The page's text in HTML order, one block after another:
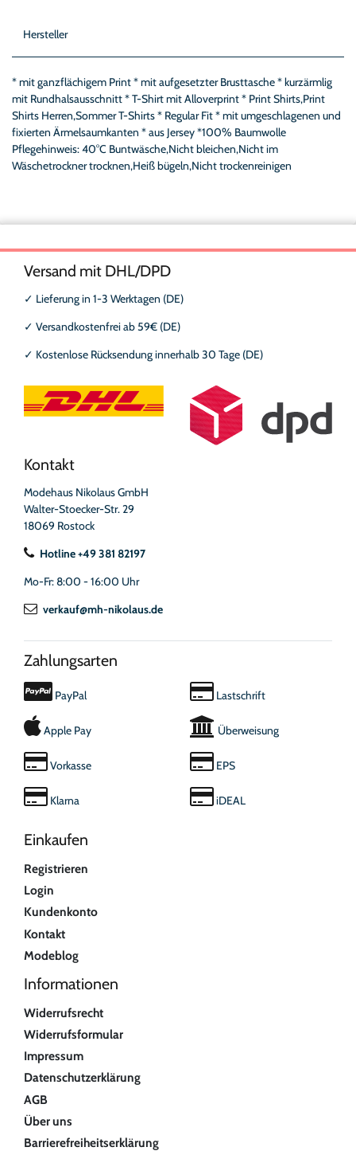
Hersteller
* mit ganzflächigem Print * mit aufgesetzter Brusttasche * kurzärmlig
mit Rundhalsausschnitt * T-Shirt mit Alloverprint * Print Shirts,Print
Shirts Herren,Sommer T-Shirts * Regular Fit * mit umgeschlagenen und
fixierten Ärmelsaumkanten * aus Jersey *100% Baumwolle
Pflegehinweis: 40°C Buntwäsche,Nicht bleichen,Nicht im
Wäschetrockner trocknen,Heiß bügeln,Nicht trockenreinigen
Versand mit DHL/DPD
✓ Lieferung in 1-3 Werktagen (DE)
✓ Versandkostenfrei ab 59€ (DE)
✓ Kostenlose Rücksendung innerhalb 30 Tage (DE)
Kontakt
Modehaus Nikolaus GmbH
Walter-Stoecker-Str. 29
18069 Rostock
Hotline +49 381 82197
Mo-Fr: 8:00 - 16:00 Uhr
verkauf@mh-nikolaus.de
Zahlungsarten
PayPal
Apple Pay
Vorkasse
Klarna
Lastschrift
Überweisung
EPS
iDEAL
Einkaufen
Registrieren
Login
Kundenkonto
Kontakt
Modeblog
Informationen
Widerrufsrecht
Widerrufsformular
Impressum
Datenschutzerklärung
AGB
Über uns
Barrierefreiheitserklärung